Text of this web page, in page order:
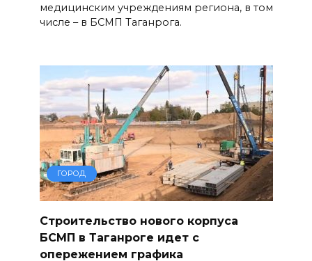
медицинским учреждениям региона, в том
числе – в БСМП Таганрога.
ГОРОД
Строительство нового корпуса
БСМП в Таганроге идет с
опережением графика